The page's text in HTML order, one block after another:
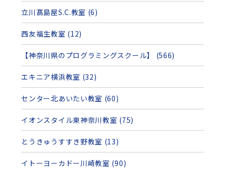
立川髙島屋S.C.教室 (6)
西友福生教室 (12)
【神奈川県のプログラミングスクール】 (566)
エキニア横浜教室 (32)
センター北あいたい教室 (60)
イオンスタイル東神奈川教室 (75)
とうきゅうすすき野教室 (13)
イトーヨーカドー川崎教室 (90)